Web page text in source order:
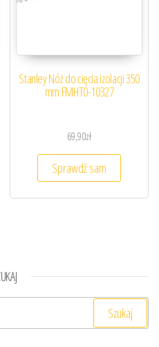
Stanley Nóż do cięcia izolacji 350
mm FMHT0-10327
69,90zł
Sprawdź sam